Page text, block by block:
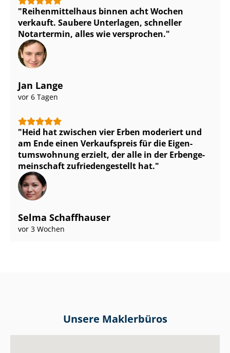
Rei­hen­mit­tel­haus binnen acht Wochen
verkauft. Saubere Unterlagen, schneller
Notartermin, alles wie versprochen.
Jan Lange
vor 6 Tagen
Heid hat zwischen vier Erben moderiert und
am Ende einen Verkaufspreis für die Ei­gen­
tums­woh­nung erzielt, der alle in der Er­ben­ge­
mein­schaft zu­frie­den­ge­stellt hat.
Selma Schaffhauser
vor 3 Wochen
Unsere Maklerbüros